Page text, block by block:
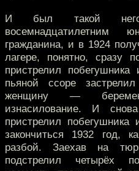
И был такой
восемнадцатилетним
гражданина, и в 1924
лагере, понятно, сразу
пристрелил
пьяной ссоре
женщину —
изнасилование. И
пристрелил
закончиться 1932 год,
разбой. Заехав на
подстрелил четырёх